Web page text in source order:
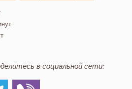
в социальной сети: